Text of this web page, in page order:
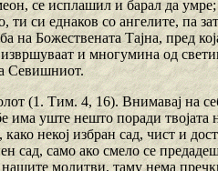
се исплашил и барал да
си еднаков со ангелите, па
на Божествената Тајна, пред
и многумина од
Севишниот.
(1. Тим. 4, 16). Внимавај на
има уште нешто поради
некој избран сад, чист и
сад, само ако смело се
молитви, таму нема